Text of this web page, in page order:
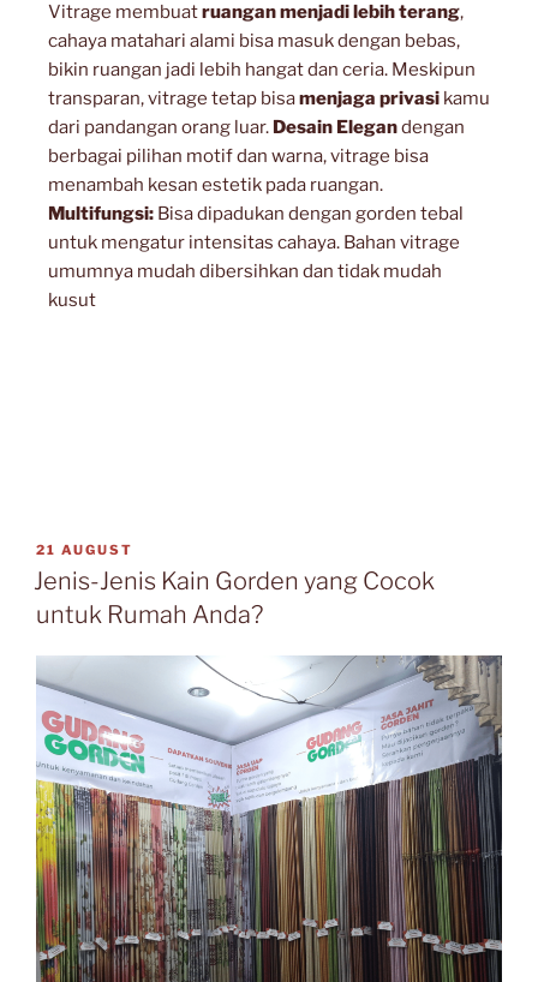
Vitrage membuatruangan menjadi lebih terang,
cahaya matahari alami bisa masuk dengan bebas,
bikin ruangan jadi lebih hangat dan ceria. Meskipun
transparan, vitrage tetap bisamenjaga privasi kamu
dari pandangan orang luar. Desain Elegandengan
berbagai pilihan motif dan warna, vitrage bisa
menambah kesan estetik pada ruangan.
Multifungsi: Bisa dipadukan dengan gorden tebal
untuk mengatur intensitas cahaya. Bahan vitrage
umumnya mudah dibersihkan dan tidak mudah
kusut
21 AUGUST
Jenis-Jenis Kain Gorden yang Cocok
untuk Rumah Anda?